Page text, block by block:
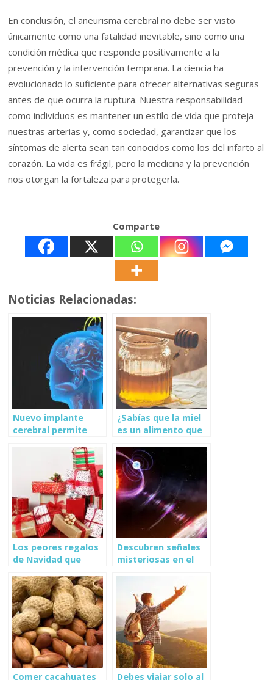
En conclusión, el aneurisma cerebral no debe ser visto
únicamente como una fatalidad inevitable, sino como una
condición médica que responde positivamente a la
prevención y la intervención temprana. La ciencia ha
evolucionado lo suficiente para ofrecer alternativas seguras
antes de que ocurra la ruptura. Nuestra responsabilidad
como individuos es mantener un estilo de vida que proteja
nuestras arterias y, como sociedad, garantizar que los
síntomas de alerta sean tan conocidos como los del infarto al
corazón. La vida es frágil, pero la medicina y la prevención
nos otorgan la fortaleza para protegerla.
Comparte
Noticias Relacionadas:
Nuevo implante
cerebral permite
derrame cerebral
¿Sabías que la miel
es un alimento que
Los peores regalos
de Navidad que
Descubren señales
misteriosas en el
Comer cacahuates Debes viajar solo al